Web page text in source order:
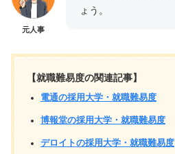
元人事
ょう。
【就職難易度の関連記事】
電通の採用大学・就職難易度
博報堂の採用大学・就職難易度
デロイトの採用大学・就職難易度